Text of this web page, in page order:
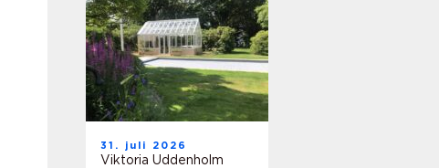
31. juli 2026
Viktoria Uddenholm